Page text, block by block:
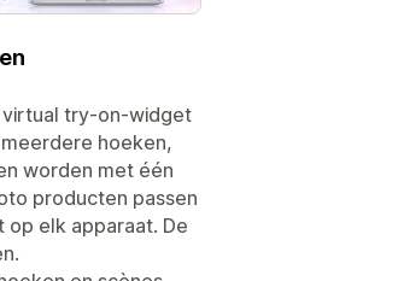
virtual try-on-widget
hoeken,
worden met één
producten passen
elk apparaat. De